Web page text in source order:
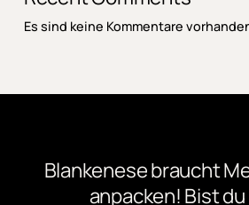
Es sind keine Kommentare
Blankenesebraucht
anpacken! Bistdu